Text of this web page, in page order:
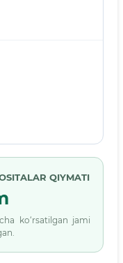
QIYMATI
ko‘rsatilgan jami